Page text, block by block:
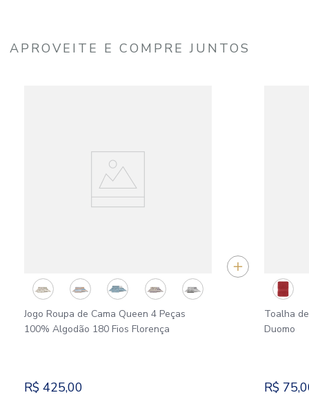
APROVEITE E COMPRE JUNTOS
Jogo Roupa de Cama Queen 4 Peças
100% Algodão 180 Fios Florença
R$ 425,00
Toalha
Duomo
R$ 75,